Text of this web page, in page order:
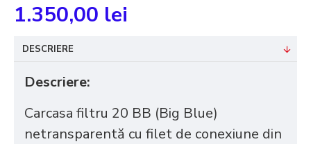
1.350,00 lei
DESCRIERE
Descriere:
Carcasa filtru 20 BB (Big Blue)
netransparentă cu filet de conexiune din